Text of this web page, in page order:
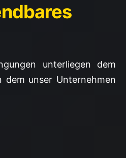
unterliegen dem
dem unser Unternehmen